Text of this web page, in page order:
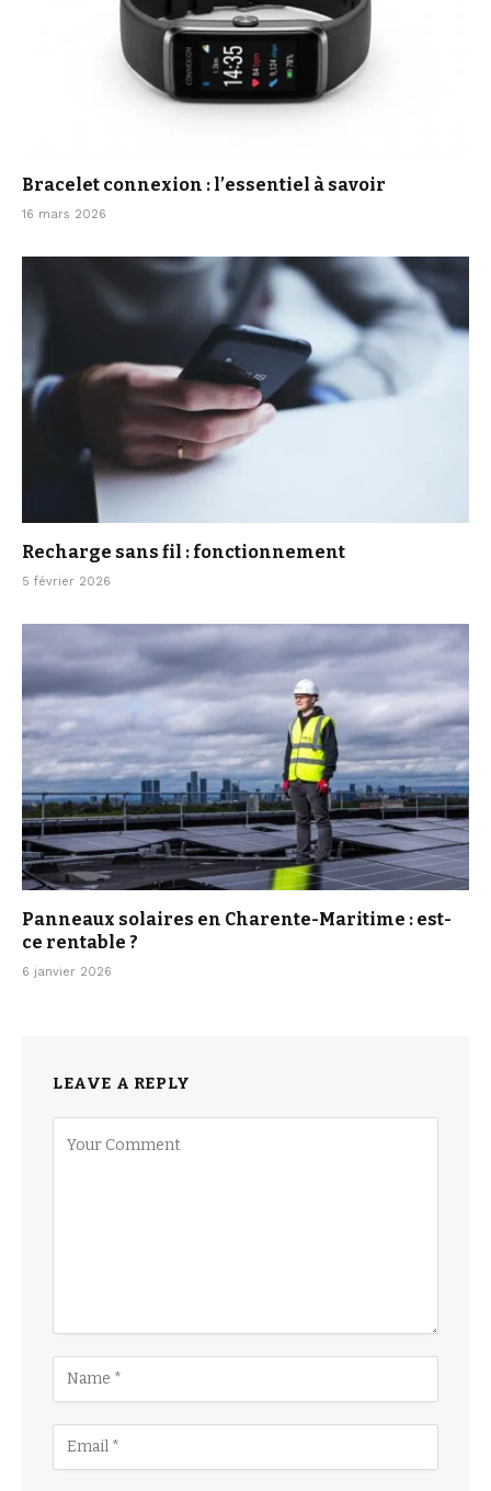
Bracelet connexion : l’essentiel à savoir
16 mars 2026
Recharge sans fil : fonctionnement
5 février 2026
Panneaux solaires en Charente-Maritime : est-
ce rentable ?
6 janvier 2026
LEAVE A REPLY